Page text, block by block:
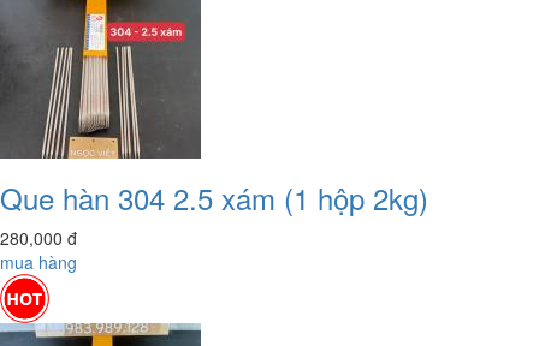
Que hàn 304 2.5 xám (1 hộp 2kg)
280,000 đ
mua hàng